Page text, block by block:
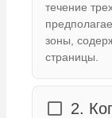
течение
зоны,
страницы.
2.